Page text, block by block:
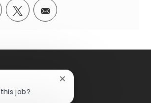
Share Share
via
Share
via
job?
Close
notification